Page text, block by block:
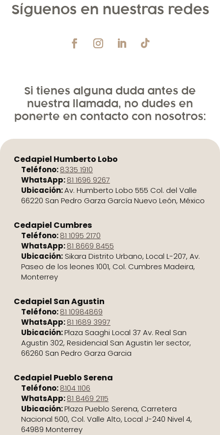
Síguenos en nuestras redes
Si tienes alguna duda antes de
nuestra llamada, no dudes en
ponerte en contacto con nosotros:
Cedapiel Humberto Lobo
Teléfono:8335 1910
WhatsApp:81 1696 9267
Ubicación:Av. Humberto Lobo 555 Col. del Valle
66220 San Pedro Garza García Nuevo León, México
Cedapiel Cumbres
Teléfono:81 1095 2170
WhatsApp:81 8669 8455
Ubicación: Sikara Distrito Urbano, Local L-207, Av.
Paseo de los leones 1001, Col. Cumbres Madeira,
Monterrey
Cedapiel San Agustin
Teléfono:81 10984869
WhatsApp:81 1689 3997
Ubicación:Plaza Saaghi Local 37 Av. Real San
Agustin 302, Residencial San Agustin 1er sector,
66260 San Pedro Garza Garcia
Cedapiel Pueblo Serena
Teléfono:8104 1106
WhatsApp:81 8469 2115
Ubicación:Plaza Pueblo Serena, Carretera
Nacional 500, Col. Valle Alto, Local J-240 Nivel 4,
64989 Monterrey